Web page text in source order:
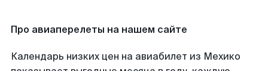
Про авиаперелеты на нашем сайте
Календарь низких цен на авиабилет из Мехико